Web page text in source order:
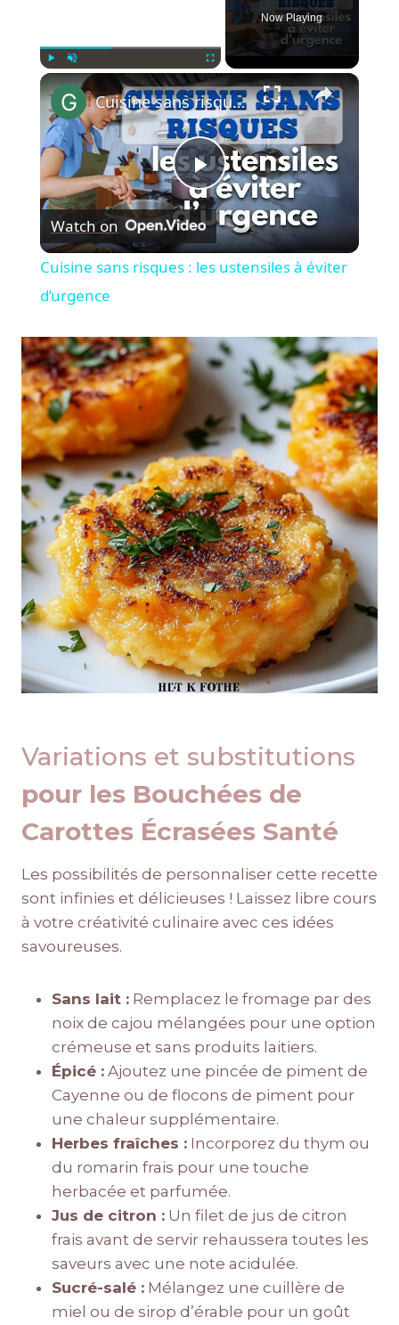
Unmute Fullscreen
Now Playing
×
Play
Video
Cuisine sans risques : les ustensiles à éviter d’urgence
Watch on
Cuisine sans risques : les ustensiles à éviter
d’urgence
Variations et substitutions
pour les Bouchées de
Carottes Écrasées Santé
Les possibilités de personnaliser cette recette
sont infinies et délicieuses ! Laissez libre cours
à votre créativité culinaire avec ces idées
savoureuses.
Sans lait : Remplacez le fromage par des
noix de cajou mélangées pour une option
crémeuse et sans produits laitiers.
Épicé : Ajoutez une pincée de piment de
Cayenne ou de flocons de piment pour
une chaleur supplémentaire.
Herbes fraîches : Incorporez du thym ou
du romarin frais pour une touche
herbacée et parfumée.
Jus de citron : Un filet de jus de citron
frais avant de servir rehaussera toutes les
saveurs avec une note acidulée.
Sucré-salé : Mélangez une cuillère de
miel ou de sirop d’érable pour un goût